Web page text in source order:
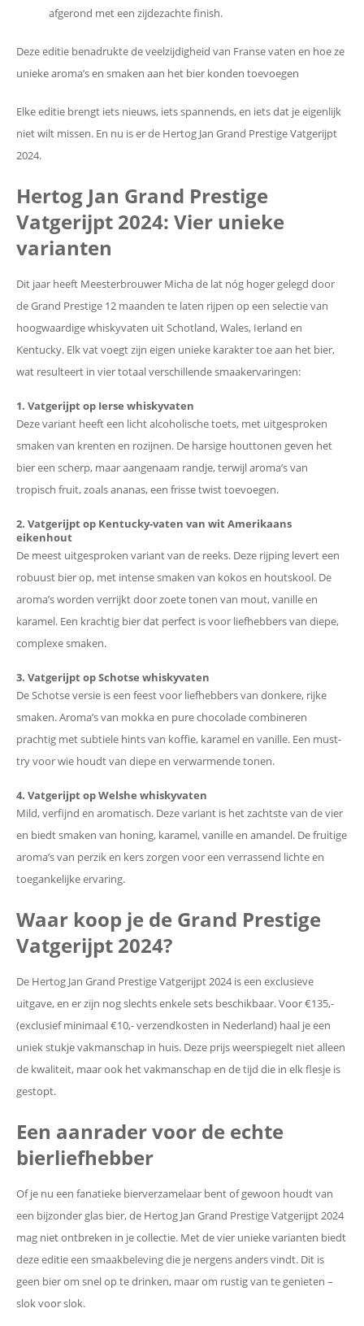
afgerond met een zijdezachte finish.
Deze editie benadrukte de veelzijdigheid van Franse vaten en hoe ze
unieke aroma’s en smaken aan het bier konden toevoegen
Elke editie brengt iets nieuws, iets spannends, en iets dat je eigenlijk
niet wilt missen. En nu is er de Hertog Jan Grand Prestige Vatgerijpt
2024.
Hertog Jan Grand Prestige
Vatgerijpt 2024: Vier unieke
varianten
Dit jaar heeft Meesterbrouwer Micha de lat nóg hoger gelegd door
de Grand Prestige 12 maanden te laten rijpen op een selectie van
hoogwaardige whiskyvaten uit Schotland, Wales, Ierland en
Kentucky. Elk vat voegt zijn eigen unieke karakter toe aan het bier,
wat resulteert in vier totaal verschillende smaakervaringen:
1. Vatgerijpt op Ierse whiskyvaten
Deze variant heeft een licht alcoholische toets, met uitgesproken
smaken van krenten en rozijnen. De harsige houttonen geven het
bier een scherp, maar aangenaam randje, terwijl aroma’s van
tropisch fruit, zoals ananas, een frisse twist toevoegen.
2. Vatgerijpt op Kentucky-vaten van wit Amerikaans
eikenhout
De meest uitgesproken variant van de reeks. Deze rijping levert een
robuust bier op, met intense smaken van kokos en houtskool. De
aroma’s worden verrijkt door zoete tonen van mout, vanille en
karamel. Een krachtig bier dat perfect is voor liefhebbers van diepe,
complexe smaken.
3. Vatgerijpt op Schotse whiskyvaten
De Schotse versie is een feest voor liefhebbers van donkere, rijke
smaken. Aroma’s van mokka en pure chocolade combineren
prachtig met subtiele hints van koffie, karamel en vanille. Een must-
try voor wie houdt van diepe en verwarmende tonen.
4. Vatgerijpt op Welshe whiskyvaten
Mild, verfijnd en aromatisch. Deze variant is het zachtste van de vier
en biedt smaken van honing, karamel, vanille en amandel. De fruitige
aroma’s van perzik en kers zorgen voor een verrassend lichte en
toegankelijke ervaring.
Waar koop je de Grand Prestige
Vatgerijpt 2024?
De Hertog Jan Grand Prestige Vatgerijpt 2024 is een exclusieve
uitgave, en er zijn nog slechts enkele sets beschikbaar. Voor €135,-
(exclusief minimaal €10,- verzendkosten in Nederland) haal je een
uniek stukje vakmanschap in huis. Deze prijs weerspiegelt niet alleen
de kwaliteit, maar ook het vakmanschap en de tijd die in elk flesje is
gestopt.
Een aanrader voor de echte
bierliefhebber
Of je nu een fanatieke bierverzamelaar bent of gewoon houdt van
een bijzonder glas bier, de Hertog Jan Grand Prestige Vatgerijpt 2024
mag niet ontbreken in je collectie. Met de vier unieke varianten biedt
deze editie een smaakbeleving die je nergens anders vindt. Dit is
geen bier om snel op te drinken, maar om rustig van te genieten –
slok voor slok.